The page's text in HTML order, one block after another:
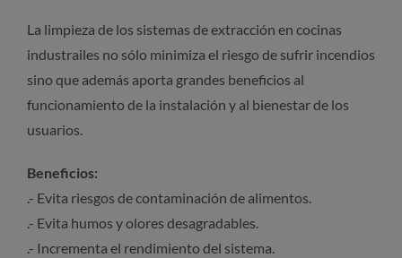
La limpieza de los sistemas de extracción en cocinas
industrailes no sólo minimiza el riesgo de sufrir incendios
sino que además aporta grandes beneficios al
funcionamiento de la instalación y al bienestar de los
usuarios.
Beneficios:
.- Evita riesgos de contaminación de alimentos.
.- Evita humos y olores desagradables.
.- Incrementa el rendimiento del sistema.